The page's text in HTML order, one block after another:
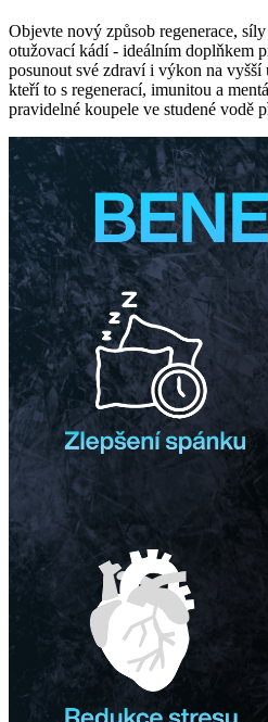
Objevte nový způsob regenerace,
otužovací kádí - ideálním doplňkem
posunout své zdraví i výkon na vyšší
kteří to s regenerací, imunitou a
pravidelné koupele ve studené vodě